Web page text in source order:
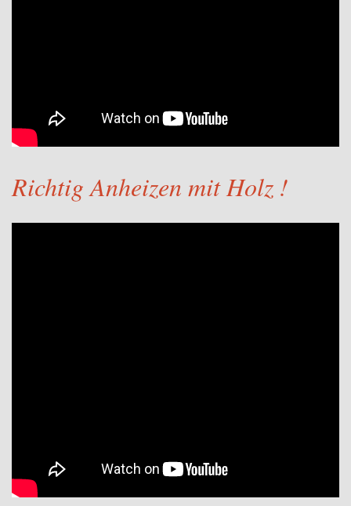
Richtig Anheizen mit Holz !